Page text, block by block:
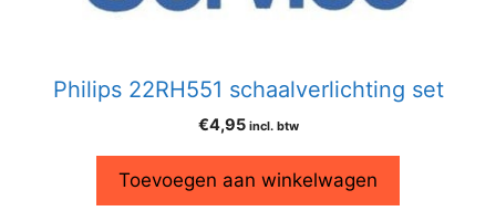
Philips 22RH551 schaalverlichting set
€4,95 incl. btw
Toevoegen aan winkelwagen